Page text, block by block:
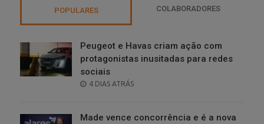
POPULARES COLABORADORES
Peugeot e Havas criam ação com
protagonistas inusitadas para redes
sociais
POSTED
4 DIAS ATRÁS
Made vence concorrência e é a nova